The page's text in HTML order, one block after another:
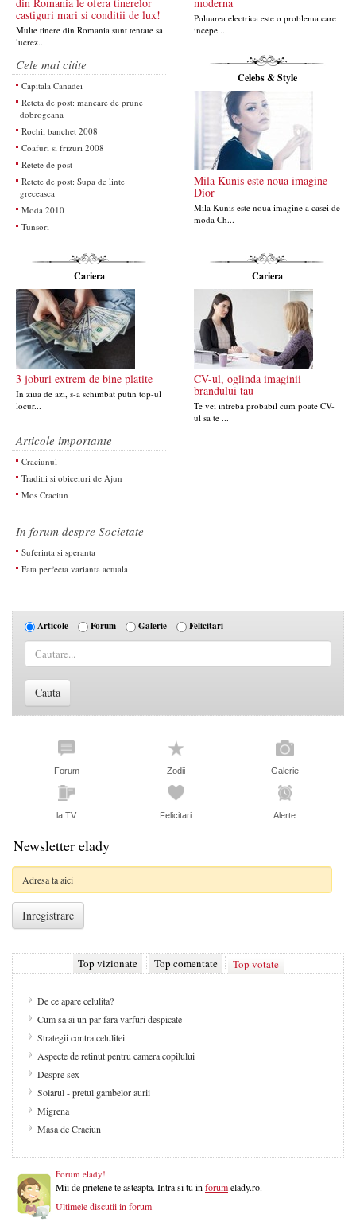
castiguri mari si conditii de lux!
Multe tinere din Romania sunt tentate sa
lucrez...
Poluarea electrica este o problema care
incepe...
Cele mai citite
Capitala Canadei
Reteta de post: mancare de prune
dobrogeana
Rochii banchet 2008
Coafuri si frizuri 2008
Retete de post
Retete de post: Supa de linte
greceasca
Moda 2010
Tunsori
Celebs & Style
Mila Kunis este noua imagine
Dior
Mila Kunis este noua imagine a casei de
moda Ch...
Cariera
3 joburi extrem de bine platite
In ziua de azi, s-a schimbat putin top-ul
locur...
Cariera
CV-ul, oglinda imaginii
brandului tau
Te vei intreba probabil cum poate CV-
ul sa te ...
Articole importante
Craciunul
Traditii si obiceiuri de Ajun
Mos Craciun
In forum despre Societate
Suferinta si speranta
Fata perfecta varianta actuala
Articole Forum Galerie Felicitari
Forum Zodii Galerie
la TV Felicitari Alerte
Newsletter elady
Top vizionate Top comentate Top votate
De ce apare celulita?
Cum sa ai un par fara varfuri despicate
Strategii contra celulitei
Aspecte de retinut pentru camera copilului
Despre sex
Solarul - pretul gambelor aurii
Migrena
Masa de Craciun
Forum elady!
Mii de prietene te asteapta. Intra si tu inforumelady.ro.
Ultimele discutii in forum